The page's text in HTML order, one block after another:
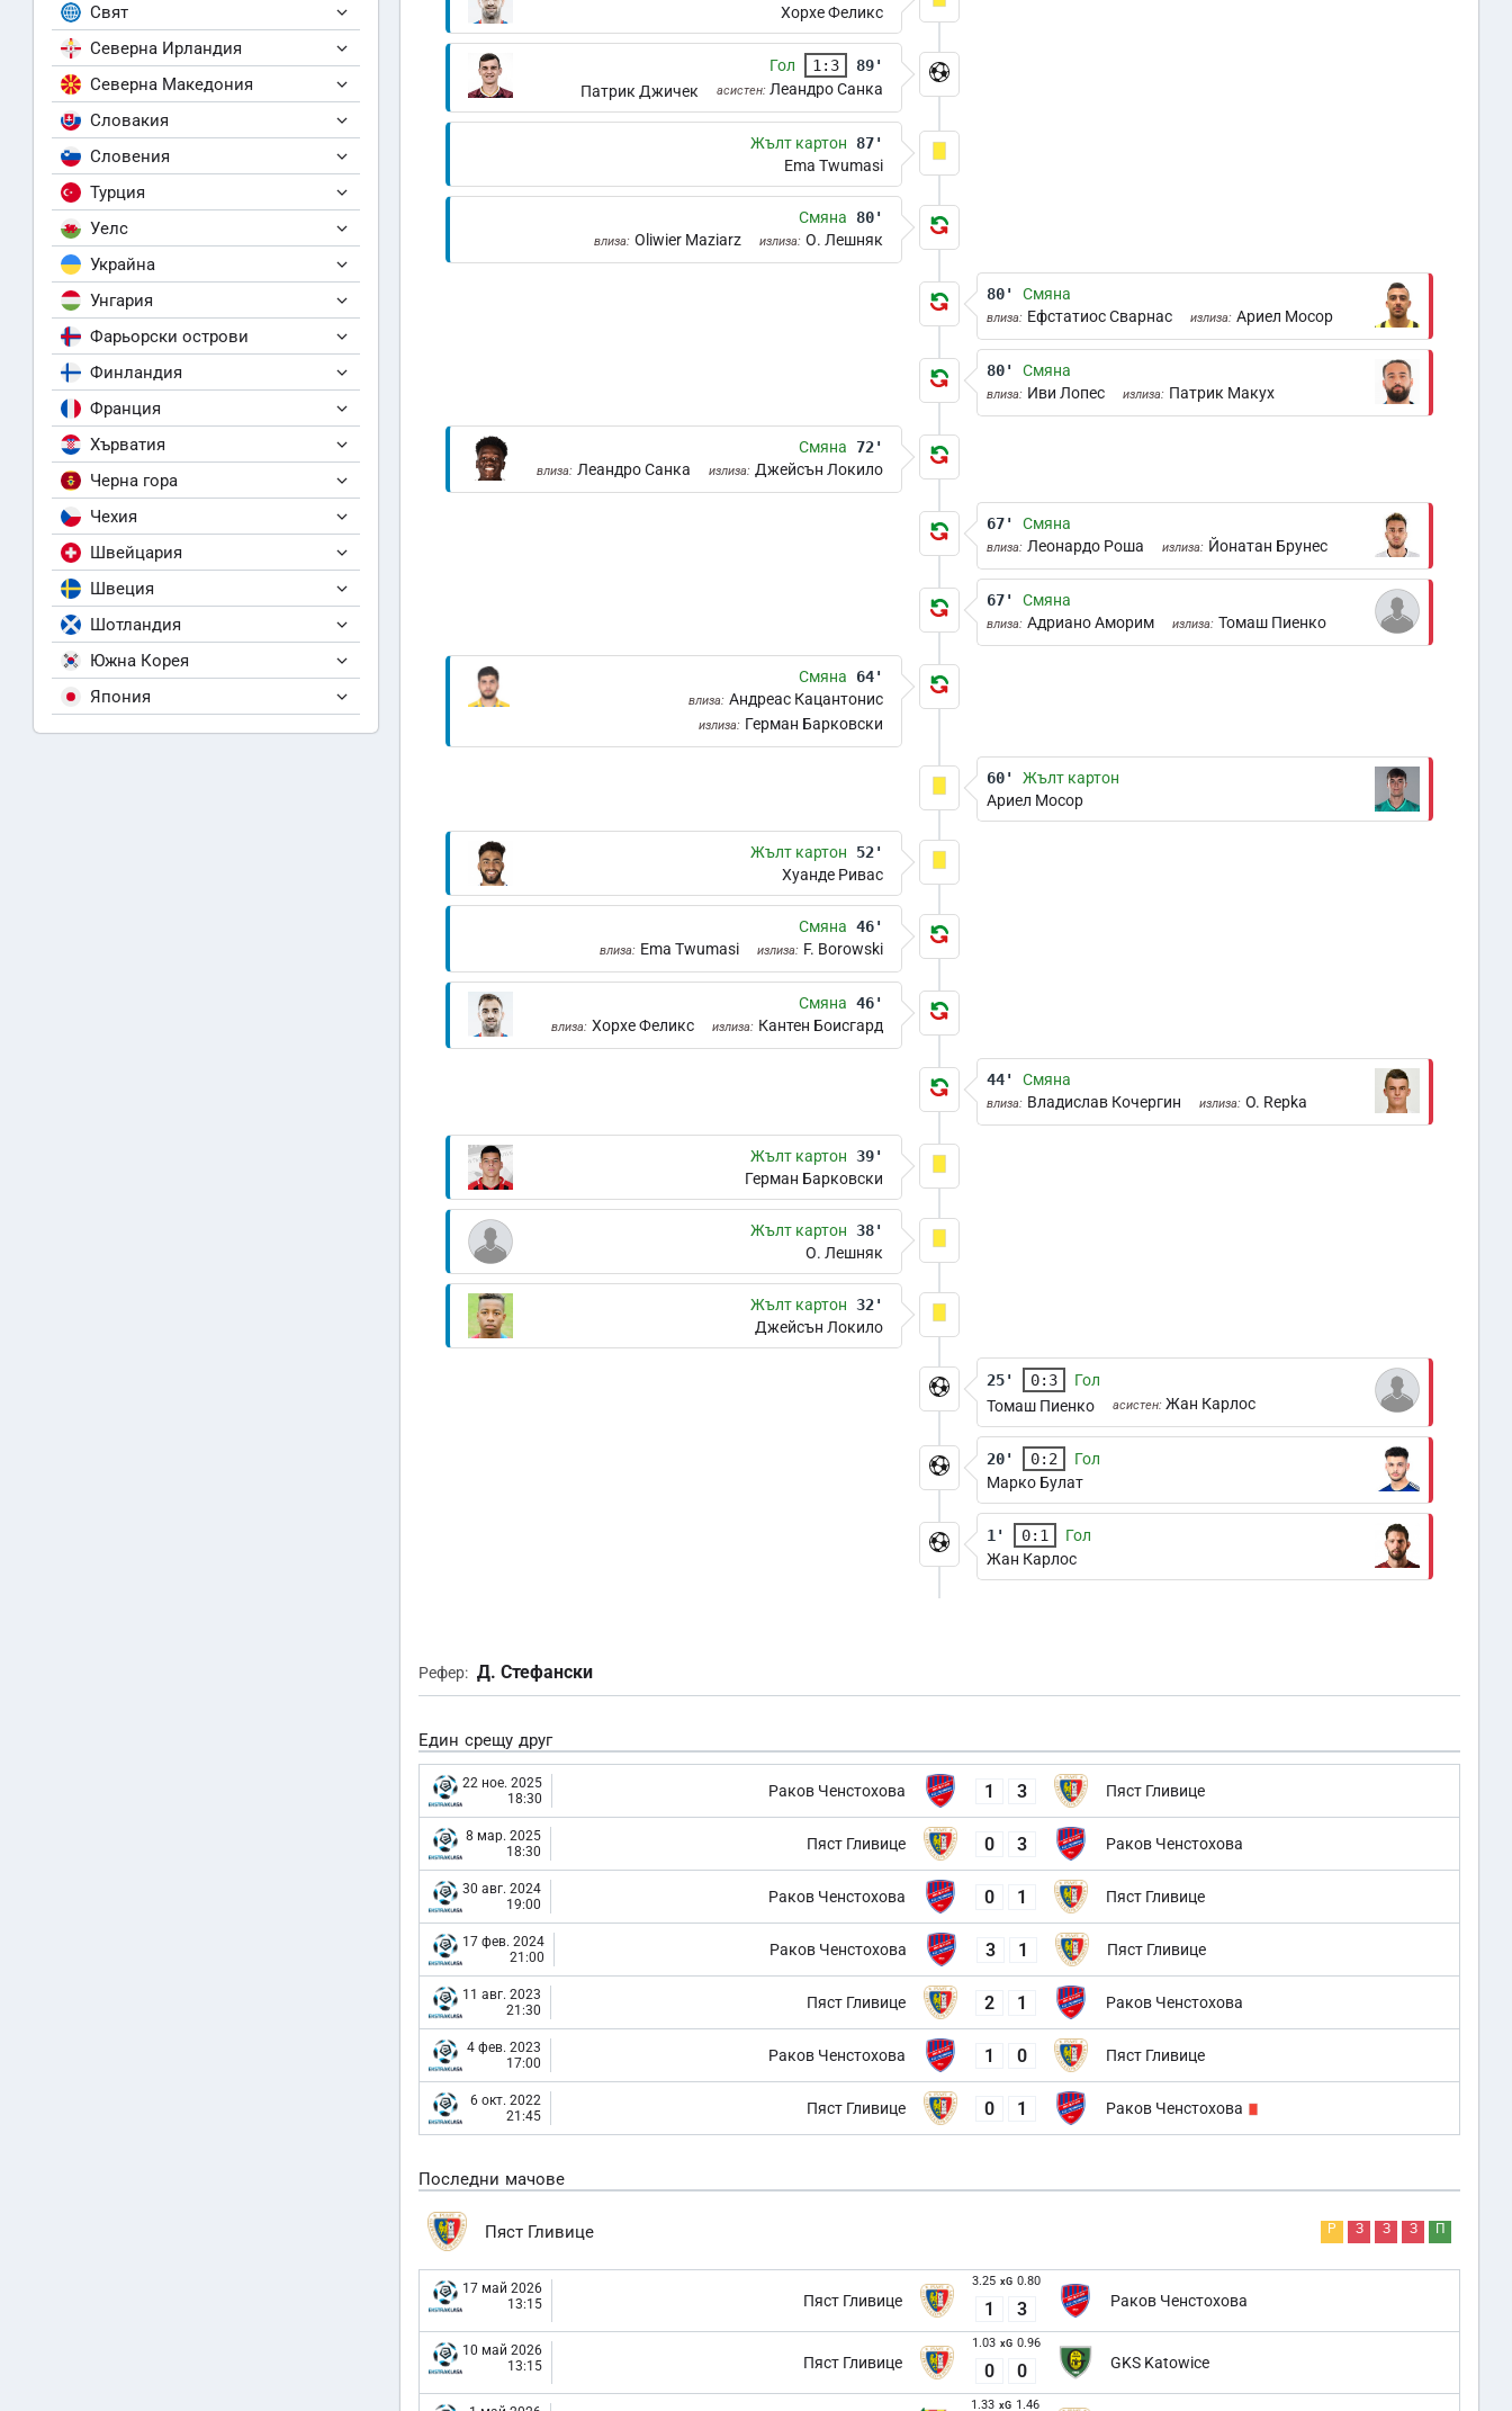
Свят
Северна Ирландия
Северна Македония
Словакия
Словения
Турция
Уелс
Украйна
Унгария
Фарьорски острови
Финландия
Франция
Хърватия
Черна гора
Чехия
Швейцария
Швеция
Шотландия
Южна Корея
Япония
Хорхе Феликс
Гол 1:3
89'
Патрик Джичек
асистен: Леандро Санка
Жълт картон
87'
Ema Twumasi
Смяна 80'
влиза: Oliwier Maziarz излиза: О. Лешняк
80' Смяна
влиза: Ефстатиос Сварнас излиза: Ариел Мосор
80' Смяна
влиза: Иви Лопес излиза: Патрик Макух
Смяна 72'
влиза: Леандро Санка излиза: Джейсън Локило
67' Смяна
влиза: Леонардо Роша излиза: Йонатан Брунес
67' Смяна
влиза: Адриано Аморим излиза: Томаш Пиенко
Смяна 64'
влиза: Андреас Кацантонис
излиза: Герман Барковски
60'
Жълт картон
Ариел Мосор
Жълт картон
52'
Хуанде Ривас
Смяна 46'
влиза: Ema Twumasi излиза: F. Borowski
Смяна 46'
влиза: Хорхе Феликс излиза: Кантен Боисгард
44' Смяна
влиза: Владислав Кочергин излиза: O. Repka
Жълт картон 39'
Герман Барковски
Жълт картон 38'
О. Лешняк
Жълт картон 32'
Джейсън Локило
25' 0:3
Гол
Томаш Пиенко
асистен: Жан Карлос
20' 0:2
Гол
Марко Булат
1' 0:1
Гол
Жан Карлос
Рефер: Д. Стефански
Един срещу друг
22 ное. 2025
18:30
Раков Ченстохова 1 3 Пяст Гливице
8 мар. 2025
18:30
Пяст Гливице 0 3 Раков Ченстохова
30 авг. 2024
19:00
Раков Ченстохова 0 1 Пяст Гливице
17 фев. 2024
21:00
Раков Ченстохова 3 1 Пяст Гливице
11 авг. 2023
21:30
Пяст Гливице 2 1 Раков Ченстохова
4 фев. 2023
17:00
Раков Ченстохова 1 0 Пяст Гливице
6 окт. 2022
21:45
Пяст Гливице 0 1 Раков Ченстохова
Последни мачове
Пяст Гливице Р З З З П
17 май 2026
13:15
Пяст Гливице
3.25 xG 0.80
1 3 Раков Ченстохова
10 май 2026
13:15
Пяст Гливице
1.03 xG 0.96
0 0 GKS Katowice
1.33 xG 1.46